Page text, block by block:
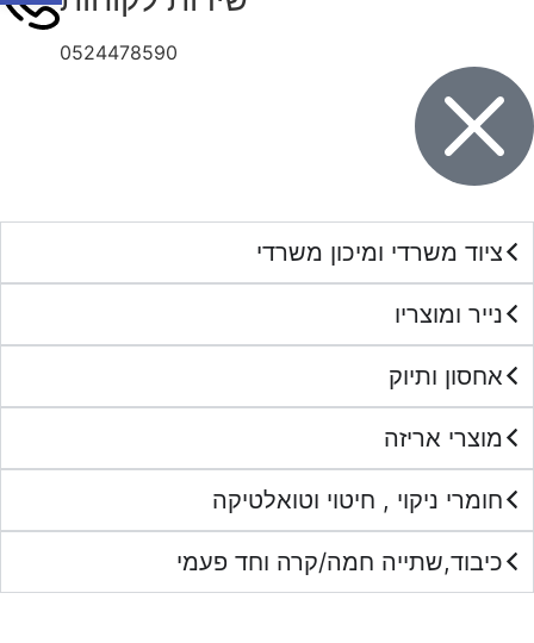
0524478590
ציוד משרדי ומיכון משרדי
נייר ומוצריו
אחסון ותיוק
מוצרי אריזה
חומרי ניקוי , חיטוי וטואלטיקה
כיבוד,שתייה חמה/קרה וחד פעמי